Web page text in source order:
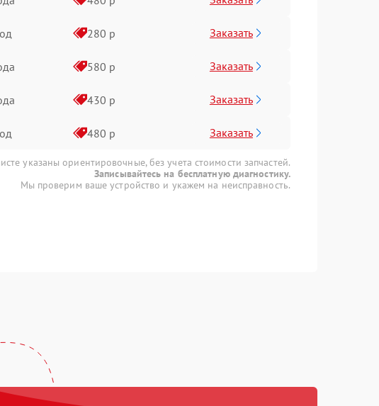
280 р Заказать
580 р Заказать
430 р Заказать
480 р Заказать
указаны ориентировочные, без учета стоимости запчастей.
Записывайтесь на бесплатную диагностику.
Мы проверим ваше устройство и укажем на неисправность.